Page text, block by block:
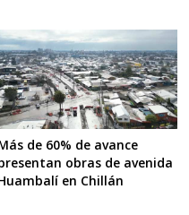
de 60% de avance
obras de avenida
en Chillán